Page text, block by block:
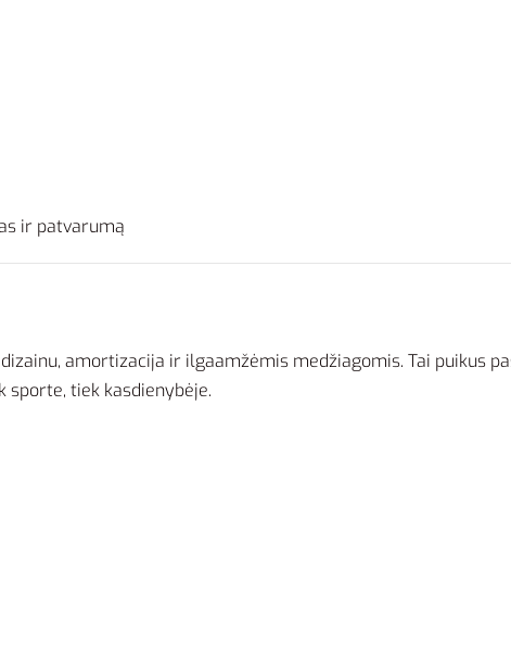
ir patvarumą
amortizacija ir ilgaamžėmis medžiagomis. Tai puikus
tiek kasdienybėje.